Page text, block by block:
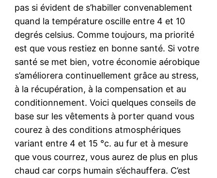
pas si évident de s’habiller convenablement
quand la température oscille entre 4 et 10
degrés celsius. Comme toujours, ma priorité
est que vous restiez en bonne santé. Si votre
santé se met bien, votre économie aérobique
s’améliorera continuellement grâce au stress,
à la récupération, à la compensation et au
conditionnement. Voici quelques conseils de
base sur les vêtements à porter quand vous
courez à des conditions atmosphériques
variant entre 4 et 15 °c. au fur et à mesure
que vous courrez, vous aurez de plus en plus
chaud car corps humain s’échauffera. C’est